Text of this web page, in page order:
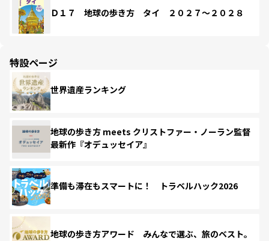
Ｄ１７ 地球の歩き方 タイ ２０２７～２０２８
特設ページ
世界遺産ランキング
地球の歩き方 meets クリストファー・ノーラン監督
最新作『オデュッセイア』
準備も滞在もスマートに！ トラベルハック2026
地球の歩き方アワード みんなで選ぶ、旅のベスト。